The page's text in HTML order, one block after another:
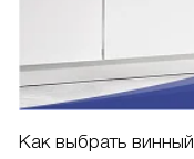
Как выбрать